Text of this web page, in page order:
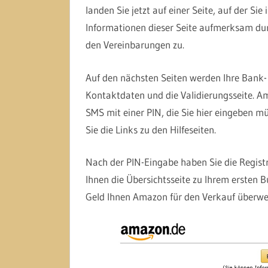
landen Sie jetzt auf einer Seite, auf der
Informationen dieser Seite aufmerksam
den Vereinbarungen zu.
Auf den nächsten Seiten werden Ihre
Kontaktdaten und die Validierungsseite.
SMS mit einer PIN, die Sie hier eingeben
Sie die Links zu den Hilfeseiten.
Nach der PIN-Eingabe haben Sie die
Ihnen die Übersichtsseite zu Ihrem ersten
Geld Ihnen Amazon für den Verkauf